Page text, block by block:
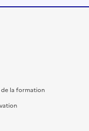
de la formation